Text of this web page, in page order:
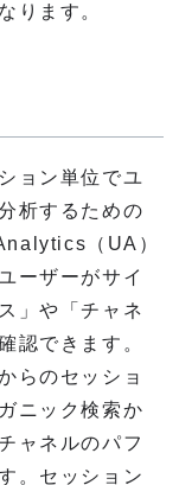
ります。
ョン単位でユ
析するための
（UA）
ーザーがサイ
」や「チャネ
認できます。
らのセッショ
ニック検索か
ャネルのパフ
。セッション